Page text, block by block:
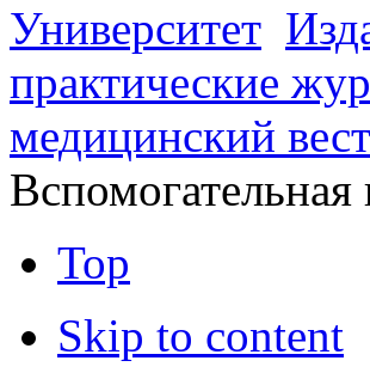
Университет
практические
медицинский
Вспомогательная
Top
Skip to content